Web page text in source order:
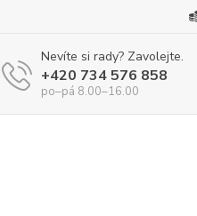
Nevíte si rady? Zavolejte.
+420 734 576 858
po–pá 8.00–16.00